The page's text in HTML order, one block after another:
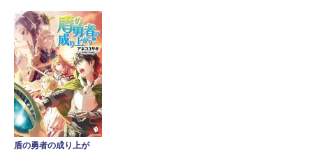
盾の勇者の成り上が